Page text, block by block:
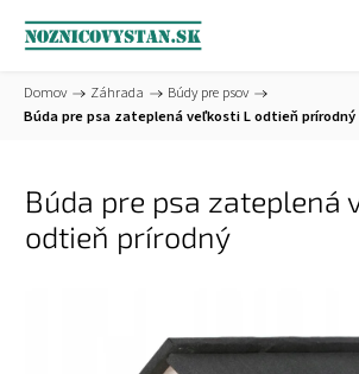
Domov / Záhrada / Búdy pre psov /
Búda pre psa zateplená veľkosti L odtieň prírodný
Búda pre psa zateplená
odtieň prírodný